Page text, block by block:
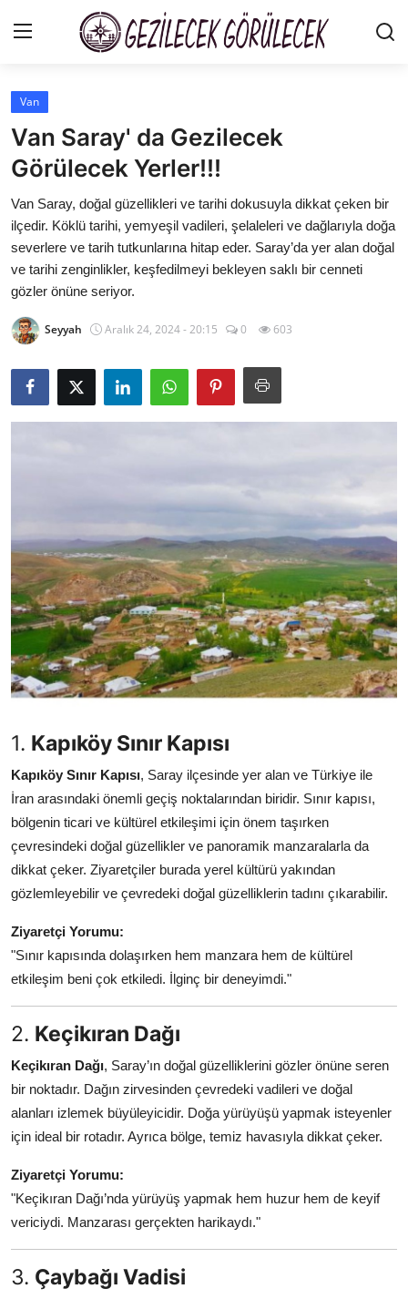
Gizlilik Sözleşmesi
Gezi Rehberleri
İletişim
Şehirler
Gezilecek Yerler
Tarih & Mitoloji
Kamp & Doğa
Yaz Tatili & Plajlar
Hafta Sonu & Günübirlik
Van
Van Saray' da Gezilecek
Görülecek Yerler!!!
Van Saray, doğal güzellikleri ve tarihi dokusuyla dikkat çeken bir
ilçedir. Köklü tarihi, yemyeşil vadileri, şelaleleri ve dağlarıyla doğa
severlere ve tarih tutkunlarına hitap eder. Saray’da yer alan doğal
ve tarihi zenginlikler, keşfedilmeyi bekleyen saklı bir cenneti
gözler önüne seriyor.
Seyyah Aralık 24, 2024 - 20:15 0 603
1. Kapıköy Sınır Kapısı
Kapıköy Sınır Kapısı, Saray ilçesinde yer alan ve Türkiye ile
İran arasındaki önemli geçiş noktalarından biridir. Sınır kapısı,
bölgenin ticari ve kültürel etkileşimi için önem taşırken
çevresindeki doğal güzellikler ve panoramik manzaralarla da
dikkat çeker. Ziyaretçiler burada yerel kültürü yakından
gözlemleyebilir ve çevredeki doğal güzelliklerin tadını çıkarabilir.
Ziyaretçi Yorumu:
"Sınır kapısında dolaşırken hem manzara hem de kültürel
etkileşim beni çok etkiledi. İlginç bir deneyimdi."
2. Keçikıran Dağı
Keçikıran Dağı, Saray’ın doğal güzelliklerini gözler önüne seren
bir noktadır. Dağın zirvesinden çevredeki vadileri ve doğal
alanları izlemek büyüleyicidir. Doğa yürüyüşü yapmak isteyenler
için ideal bir rotadır. Ayrıca bölge, temiz havasıyla dikkat çeker.
Ziyaretçi Yorumu:
"Keçikıran Dağı’nda yürüyüş yapmak hem huzur hem de keyif
vericiydi. Manzarası gerçekten harikaydı."
3. Çaybağı Vadisi